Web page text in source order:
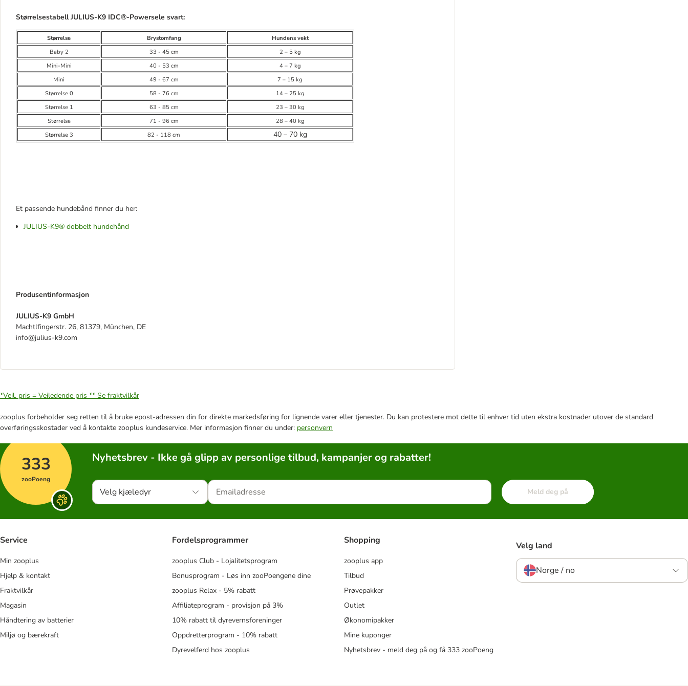
StørrelsestabellJULIUS-K9 IDC®-Powersele svart:
Størrelse Brystomfang
Hundens vekt
Baby 2
33 - 45 cm
2 – 5 kg
Mini-Mini
40 - 53 cm
4 – 7 kg
Mini
49 - 67 cm
7 – 15 kg
Størrelse 0
58 - 76 cm
14 – 25 kg
Størrelse 1
63 - 85 cm
23 – 30 kg
Størrelse
71 - 96 cm
28 – 40 kg
Størrelse 3
82 - 118 cm 40 – 70 kg
Et passende hundebånd finner du her:
JULIUS-K9® dobbelt hundehånd
Produsentinformasjon
JULIUS-K9 GmbH
Machtlfingerstr. 26, 81379, München, DE
info@julius-k9.com
*Veil. pris = Veiledende pris ** Se fraktvilkår
zooplus forbeholder seg retten til å bruke epost-adressen din for direkte markedsføring for lignende varer eller tjenester. Du kan protestere mot dette til enhver tid uten ekstra kostnader utover de standard
overføringsskostader ved å kontakte zooplus kundeservice. Mer informasjon finner du under: personvern
333
zooPoeng
Nyhetsbrev - Ikke gå glipp av personlige tilbud, kampanjer og rabatter!
Velg kjæledyr Meld deg på
Service
Min zooplus
Hjelp & kontakt
Fraktvilkår
Magasin
Håndtering av batterier
Miljø og bærekraft
Fordelsprogrammer
zooplus Club - Lojalitetsprogram
Bonusprogram - Løs inn zooPoengene dine
zooplus Relax - 5% rabatt
Affiliateprogram - provisjon på 3%
10% rabatt til dyrevernsforeninger
Oppdretterprogram - 10% rabatt
Dyrevelferd hos zooplus
Shopping
zooplus app
Tilbud
Prøvepakker
Outlet
Økonomipakker
Mine kuponger
Nyhetsbrev - meld deg på og få 333 zooPoeng
Velg land
Norge / no